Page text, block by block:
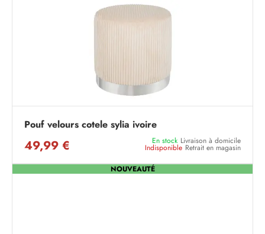
Pouf velours cotele sylia ivoire
49,99 € En stock Livraison à domicile
Indisponible Retrait en magasin
NOUVEAUTÉ